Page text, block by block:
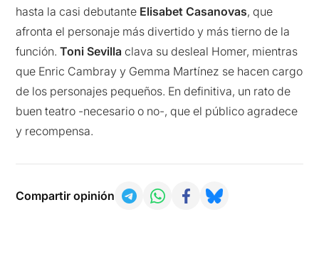
hasta la casi debutante Elisabet Casanovas, que
afronta el personaje más divertido y más tierno de la
función.Toni Sevilla clava su desleal Homer, mientras
que Enric Cambray y Gemma Martínez se hacen cargo
de los personajes pequeños. En definitiva, un rato de
buen teatro -necesario o no-, que el público agradece
y recompensa.
Compartir opinión